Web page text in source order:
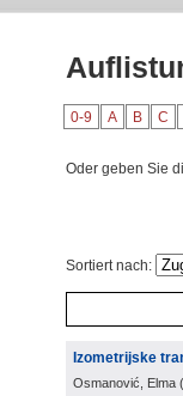
0-9 A B C
Oder geben Sie
Sortiert nach:
Izometrijske
Osmanović, Elma (